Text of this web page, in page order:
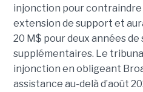
injonction pour contraindre
extension de support et
20 M$ pour deux années
supplémentaires. Le
injonction en obligeant
assistance au-delà d’août